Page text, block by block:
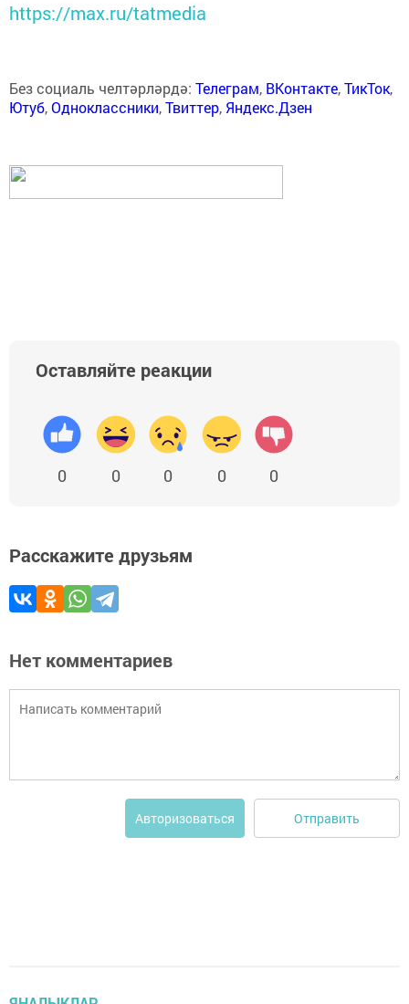
https://max.ru/tatmedia
Без социаль челтәрләрдә: Телеграм, ВКонтакте,ТикТок,
Ютуб,Одноклассники,Твиттер, Яндекс.Дзен
Оставляйте реакции
0 0 0 0 0
Расскажите друзьям
Нет комментариев
Авторизоваться Отправить